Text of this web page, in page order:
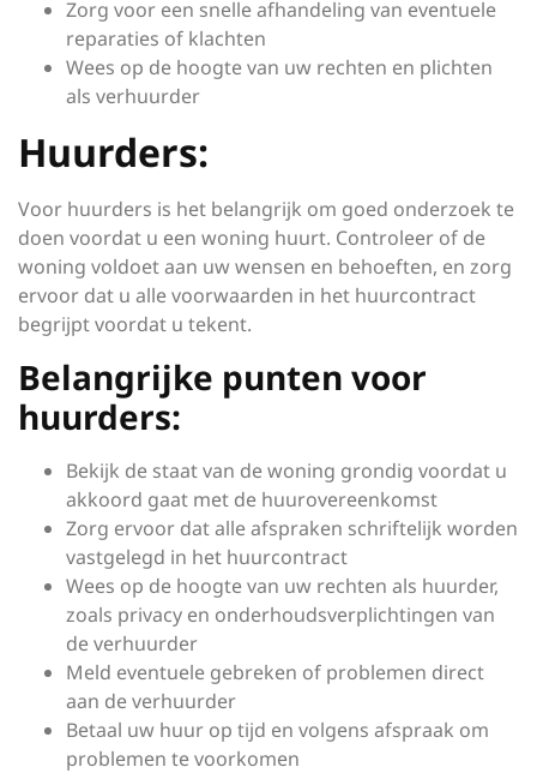
Zorg voor een snelle afhandeling van eventuele
reparaties of klachten
Wees op de hoogte van uw rechten en plichten
als verhuurder
Huurders:
Voor huurders is het belangrijk om goed onderzoek te
doen voordat u een woning huurt. Controleer of de
woning voldoet aan uw wensen en behoeften, en zorg
ervoor dat u alle voorwaarden in het huurcontract
begrijpt voordat u tekent.
Belangrijke punten voor
huurders:
Bekijk de staat van de woning grondig voordat u
akkoord gaat met de huurovereenkomst
Zorg ervoor dat alle afspraken schriftelijk worden
vastgelegd in het huurcontract
Wees op de hoogte van uw rechten als huurder,
zoals privacy en onderhoudsverplichtingen van
de verhuurder
Meld eventuele gebreken of problemen direct
aan de verhuurder
Betaal uw huur op tijd en volgens afspraak om
problemen te voorkomen